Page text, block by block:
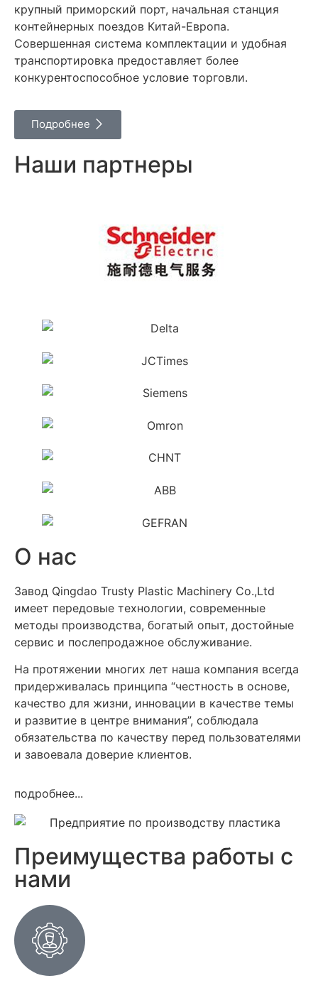
крупный приморский порт, начальная станция
контейнерных поездов Китай-Европа.
Совершенная система комплектации и удобная
транспортировка предоставляет более
конкурентоспособное условие торговли.
Подробнее
Наши партнеры
О нас
Завод Qingdao Trusty Plastic Machinery Co.,Ltd
имеет передовые технологии, современные
методы производства, богатый опыт, достойные
сервис и послепродажное обслуживание.
На протяжении многих лет наша компания всегда
придерживалась принципа “честность в основе,
качество для жизни, инновации в качестве темы
и развитие в центре внимания”, соблюдала
обязательства по качеству перед пользователями
и завоевала доверие клиентов.
подробнее...
Преимущества работы с
нами